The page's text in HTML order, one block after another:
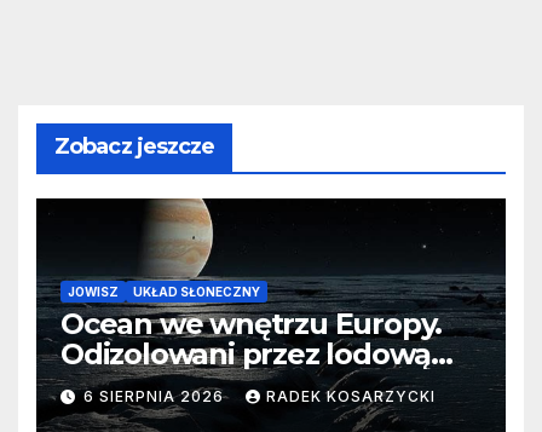
Zobacz jeszcze
JOWISZ UKŁAD SŁONECZNY
Ocean we wnętrzu Europy.
Odizolowani przez lodową
barierę
6 SIERPNIA 2026 RADEK KOSARZYCKI